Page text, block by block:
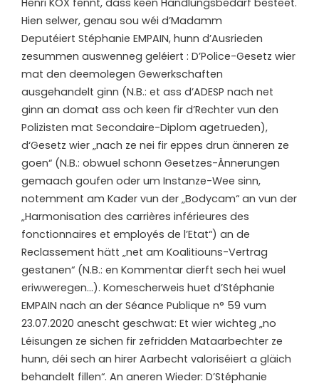
Henri KOX fënnt, dass keen Handlungsbedarf besteet.
Hien selwer, genau sou wéi d’Madamm
Deputéiert Stéphanie EMPAIN, hunn d’Ausrieden
zesummen auswenneg geléiert : D’Police-Gesetz wier
mat den deemolegen Gewerkschaften
ausgehandelt ginn (N.B.: et ass d’ADESP nach net
ginn an domat ass och keen fir d’Rechter vun den
Polizisten mat Secondaire-Diplom agetrueden),
d‘Gesetz wier „nach ze nei fir eppes drun änneren ze
goen“ (N.B.: obwuel schonn Gesetzes-Ännerungen
gemaach goufen oder um Instanze-Wee sinn,
notemment am Kader vun der „Bodycam“ an vun der
„Harmonisation des carrières inférieures des
fonctionnaires et employés de l’Etat“) an de
Reclassement hätt „net am Koalitiouns-Vertrag
gestanen“ (N.B.: en Kommentar dierft sech hei wuel
eriwweregen…). Komescherweis huet d’Stéphanie
EMPAIN nach an der Séance Publique n° 59 vum
23.07.2020 anescht geschwat: Et wier wichteg „no
Léisungen ze sichen fir zefridden Mataarbechter ze
hunn, déi sech an hirer Aarbecht valoriséiert a gläich
behandelt fillen“. An aneren Wieder: D’Stéphanie